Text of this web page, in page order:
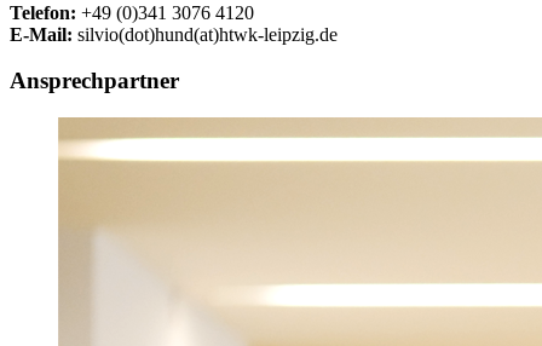
Telefon: +49 (0)341 3076 4120
E-Mail: silvio(dot)hund(at)htwk-leipzig.de
Ansprechpartner